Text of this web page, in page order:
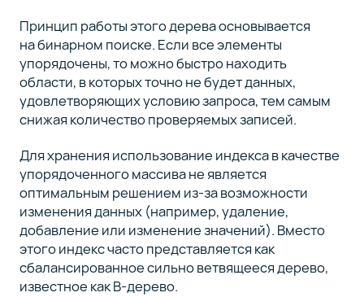
Принцип работы этого дерева основывается
на бинарном поиске. Если все элементы
упорядочены, то можно быстро находить
области, в которых точно не будет данных,
удовлетворяющих условию запроса, тем самым
снижая количество проверяемых записей.
Для хранения использование индекса в качестве
упорядоченного массива не является
оптимальным решением из-за возможности
изменения данных (например, удаление,
добавление или изменение значений). Вместо
этого индекс часто представляется как
сбалансированное сильно ветвящееся дерево,
известное как B-дерево.